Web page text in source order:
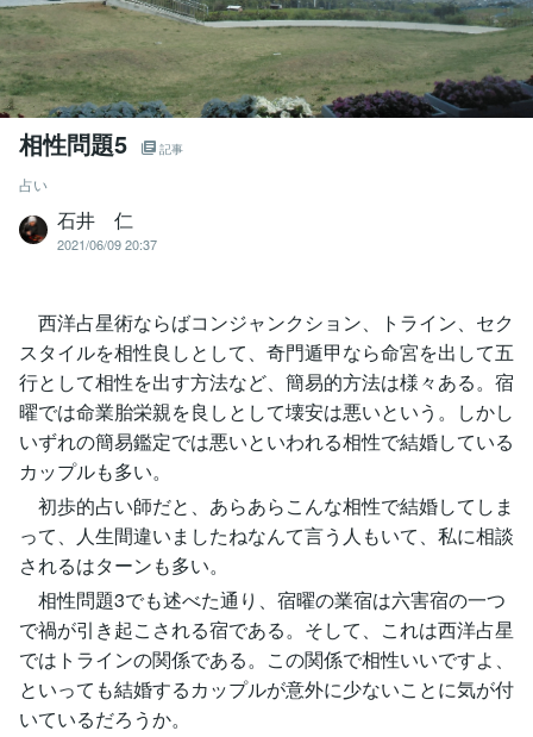
相性問題5 記事
占い
石井 仁
2021/06/09 20:37
西洋占星術ならばコンジャンクション、トライン、セク
スタイルを相性良しとして、奇門遁甲なら命宮を出して五
行として相性を出す方法など、簡易的方法は様々ある。宿
曜では命業胎栄親を良しとして壊安は悪いという。しかし
いずれの簡易鑑定では悪いといわれる相性で結婚している
カップルも多い。
初歩的占い師だと、あらあらこんな相性で結婚してしま
って、人生間違いましたねなんて言う人もいて、私に相談
されるはターンも多い。
相性問題3でも述べた通り、宿曜の業宿は六害宿の一つ
で禍が引き起こされる宿である。そして、これは西洋占星
ではトラインの関係である。この関係で相性いいですよ、
といっても結婚するカップルが意外に少ないことに気が付
いているだろうか。